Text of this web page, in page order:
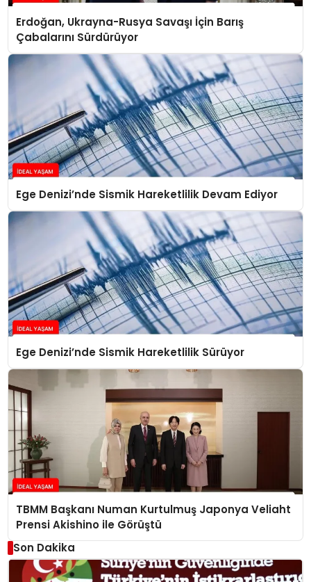
Erdoğan, Ukrayna-Rusya Savaşı İçin Barış
Çabalarını Sürdürüyor
Ege Denizi’nde Sismik Hareketlilik Devam Ediyor
Ege Denizi’nde Sismik Hareketlilik Sürüyor
TBMM Başkanı Numan Kurtulmuş Japonya Veliaht
Prensi Akishino ile Görüştü
Son Dakika